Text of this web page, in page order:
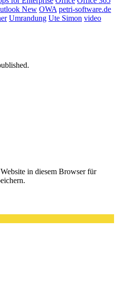
New OWA petri-software.de
Umrandung Ute Simon video
in diesem Browser für